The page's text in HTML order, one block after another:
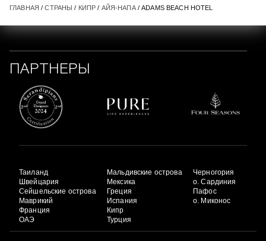
ГЛАВНАЯ /СТРАНЫ / КИПР / АЙЯ-НАПА/ ADAMS BEACH HOTEL
ПАРТНЕРЫ
Таиланд
Швейцария
Сейшельские острова
Маврикий
Франция
ОАЭ
Мальдивские острова
Мексика
Греция
Испания
Кипр
Турция
Черногория
о. Сардиния
Пафос
о. Миконос